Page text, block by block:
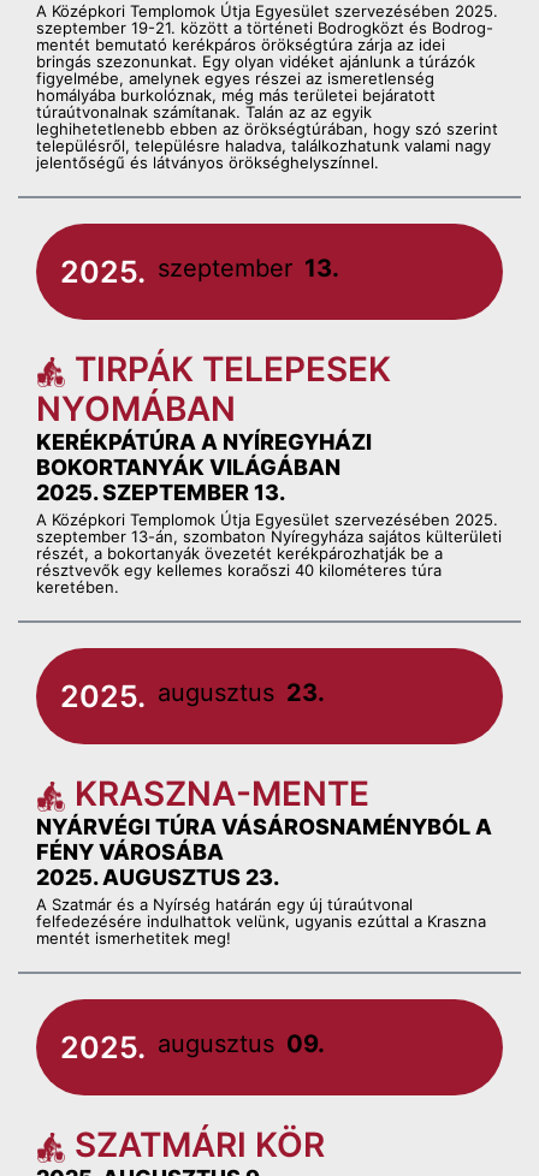
A Középkori Templomok Útja Egyesület szervezésében 2025.
szeptember 19-21. között a történeti Bodrogközt és Bodrog-
mentét bemutató kerékpáros örökségtúra zárja az idei
bringás szezonunkat. Egy olyan vidéket ajánlunk a túrázók
figyelmébe, amelynek egyes részei az ismeretlenség
homályába burkolóznak, még más területei bejáratott
túraútvonalnak számítanak. Talán az az egyik
leghihetetlenebb ebben az örökségtúrában, hogy szó szerint
településről, településre haladva, találkozhatunk valami nagy
jelentőségű és látványos örökséghelyszínnel.
2025. szeptember 13.
TIRPÁK TELEPESEK
NYOMÁBAN
KERÉKPÁTÚRA A NYÍREGYHÁZI
BOKORTANYÁK VILÁGÁBAN
2025. SZEPTEMBER 13.
A Középkori Templomok Útja Egyesület szervezésében 2025.
szeptember 13-án, szombaton Nyíregyháza sajátos külterületi
részét, a bokortanyák övezetét kerékpározhatják be a
résztvevők egy kellemes koraőszi 40 kilométeres túra
keretében.
2025. augusztus 23.
KRASZNA-MENTE
NYÁRVÉGI TÚRA VÁSÁROSNAMÉNYBÓL A
FÉNY VÁROSÁBA
2025. AUGUSZTUS 23.
A Szatmár és a Nyírség határán egy új túraútvonal
felfedezésére indulhattok velünk, ugyanis ezúttal a Kraszna
mentét ismerhetitek meg!
2025. augusztus 09.
SZATMÁRI KÖR